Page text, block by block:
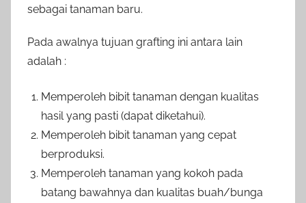
sebagai tanaman baru.
Pada awalnya tujuan grafting ini antara lain
adalah :
Memperoleh bibit tanaman dengan kualitas
hasil yang pasti (dapat diketahui).
Memperoleh bibit tanaman yang cepat
berproduksi.
Memperoleh tanaman yang kokoh pada
batang bawahnya dan kualitas buah/bunga